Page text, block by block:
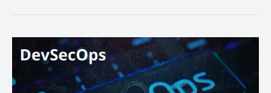
palyer
Lance
Rural